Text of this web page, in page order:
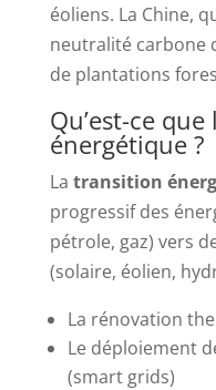
éoliens. La Chine,
neutralité carbone
de plantations
Qu’est-ce
énergétique ?
La transition
progressif des
pétrole, gaz) vers
(solaire, éolien,
La rénovation
Le déploiement
(smart grids)